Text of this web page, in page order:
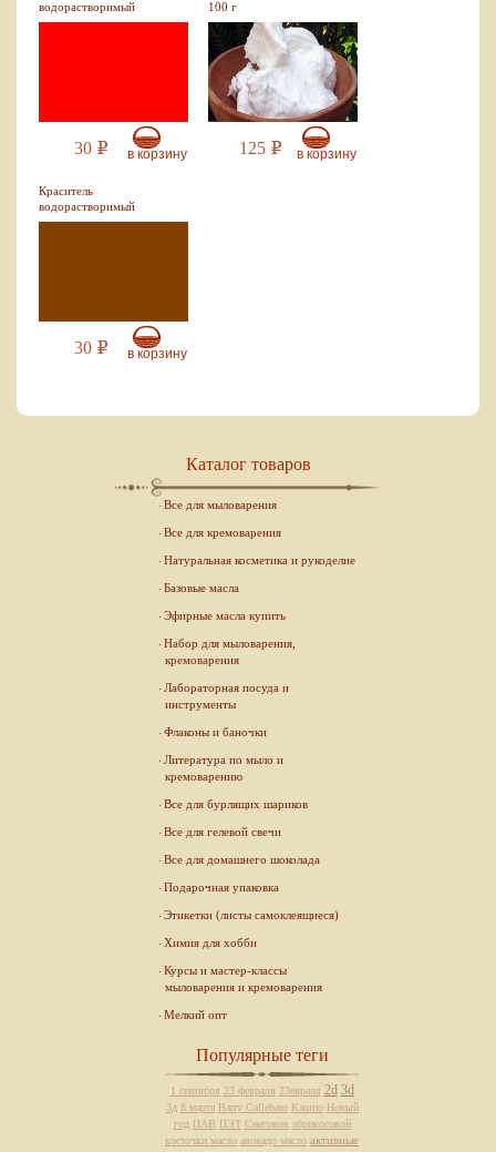
водорастворимый
красный, 10 мл
30 Р в корзину
100 г
125 Р в корзину
Краситель
водорастворимый
коричневый, 10 мл
30 Р в корзину
Каталог товаров
Все для мыловарения
Все для кремоварения
Натуральная косметика и рукоделие
Базовые масла
Эфирные масла купить
Набор для мыловарения,
кремоварения
Лабораторная посуда и
инструменты
Флаконы и баночки
Литература по мыло и
кремоварению
Все для бурлящих шариков
Все для гелевой свечи
Все для домашнего шоколада
Подарочная упаковка
Этикетки (листы самоклеящиеся)
Химия для хобби
Курсы и мастер-классы
мыловарения и кремоварения
Мелкий опт
Популярные теги
1 сентября 23 февраля 23евраля 2d 3d
3д 8 марта Barry Callebaut Кашпо Новый
год ПАВ ПЭТ Снеговик абрикосовой
косточки масло авокадо масло активные